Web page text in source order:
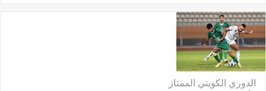
الدوري الكويتي الممتاز